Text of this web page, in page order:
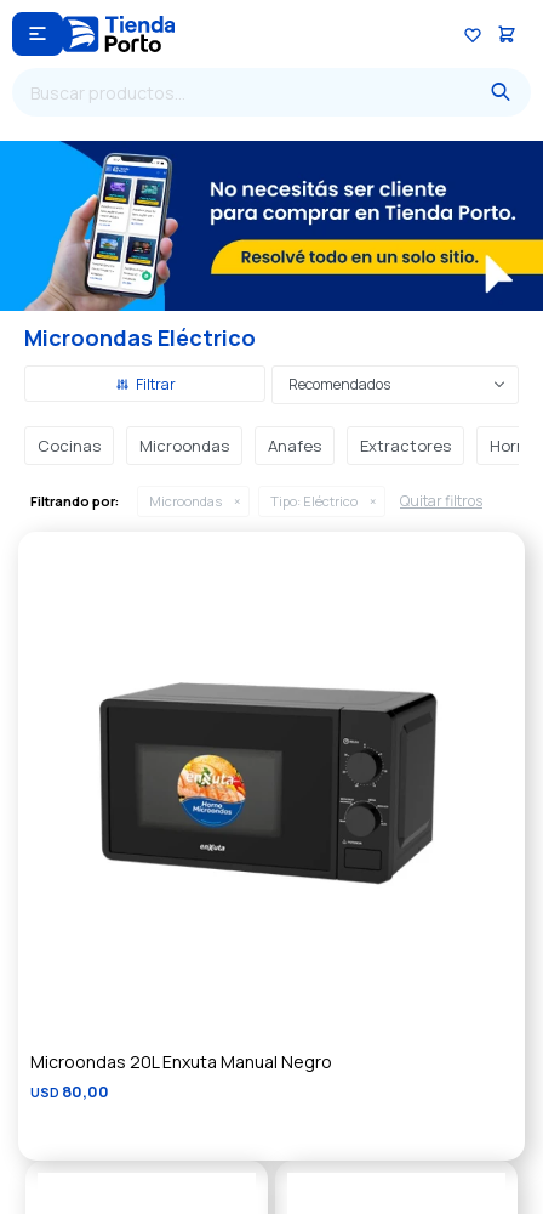

Microondas Eléctrico
Recomendados
Cocinas Microondas Anafes Extractores Hornos
Filtrando por: Microondas Tipo: Eléctrico Quitar filtros
Microondas 20L Enxuta Manual Negro
USD 80,00